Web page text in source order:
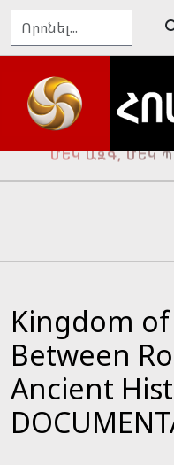
ՄԵԿ ԱԶԳ, ՄԵԿ
Kingdom
Between
Ancient